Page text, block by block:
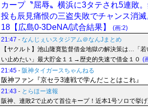
カープ〝屈辱〟横浜に3タテされ5連敗
投も辰見痛恨の三盗失敗でチャンス消
18【広島0-3DeNA/試合結果】
(画:2)
21:47 - なんじぇいスタジアム＠なんJまとめ
【ヤクルト】池山隆寛監督借金地獄の解決策は…「
い止めたい」最大貯金１１→歴史的失速で借金１０ (
21:45 - 阪神タイガースちゃんねる
阪神ファン『京セラ3連戦で学んだことはこれ』
21:43 - とらほー速報
阪神、連敗2で止めて首位キープ！近本1号ソロで挙